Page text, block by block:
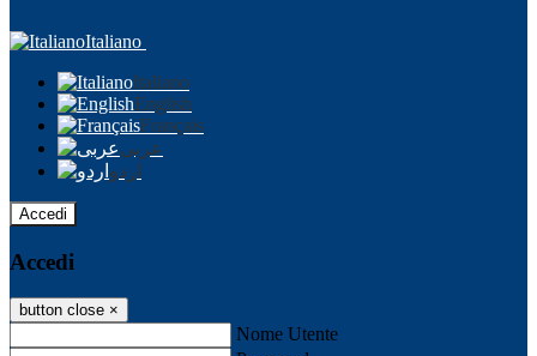
Italiano
Italiano
English
Français
عربى
اردو
Accedi
Accedi
button close ×
Nome Utente